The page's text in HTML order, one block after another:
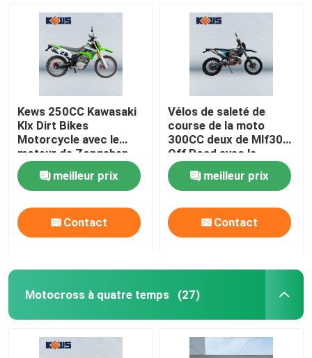
Kews 250CC Kawasaki
Klx Dirt Bikes
Motorcycle avec le
moteur de Zongshen
CB250
meilleur prix
Contact
Vélos de saleté de
course de la moto
300CC deux de Mlf300
Off Road avec le
système électrique de
début meilleur prix
Contact
Motocross à quatre temps (27)